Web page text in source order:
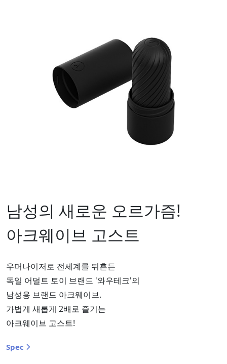
남성의 새로운 오르가즘!
아크웨이브 고스트
우머나이저로 전세계를 뒤흔든
독일 어덜트 토이 브랜드 '와우테크'의
남성용 브랜드 아크웨이브.
가볍게 새롭게 2배로 즐기는
아크웨이브 고스트!
Spec